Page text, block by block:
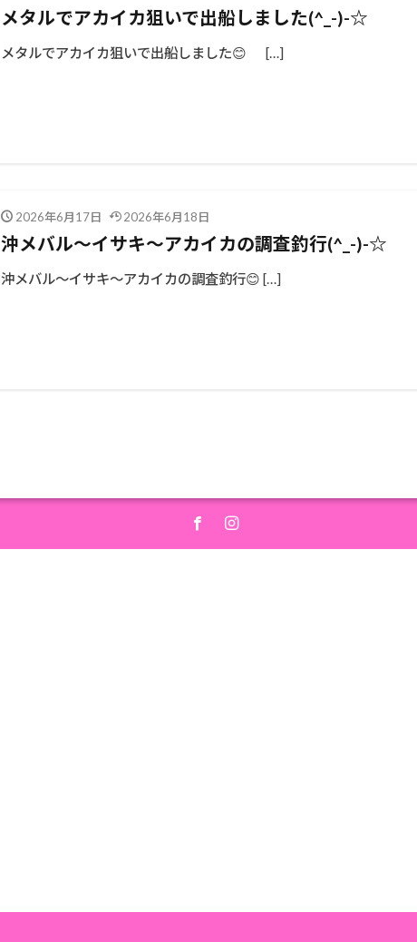
メタルでアカイカ狙いで出船しました(^_-)-☆
メタルでアカイカ狙いで出船しました😊 […]
2026年6月17日 2026年6月18日
沖メバル～イサキ～アカイカの調査釣行(^_-)-☆
沖メバル～イサキ～アカイカの調査釣行😊 […]